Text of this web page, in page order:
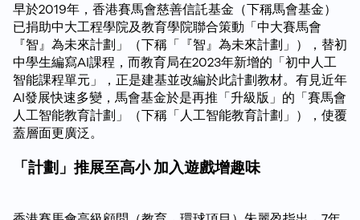
早於2019年，香港賽馬會慈善信託基金（下稱馬會基金）
已捐助中大工程學院及教育學院聯合策動「中大賽馬會
『智』為未來計劃」（下稱「『智』為未來計劃」），替初
中學生編寫AI課程，而教育局在2023年新增的「初中人工
智能課程單元」，正是建基並改編於此計劃教材。有見近年
AI發展快速多變，馬會基金於是再推「升級版」的「賽馬會
人工智能教育計劃」（下稱「人工智能教育計劃」），使覆
蓋層面更廣泛。
「計劃」推展至高小 加入遊戲增趣味